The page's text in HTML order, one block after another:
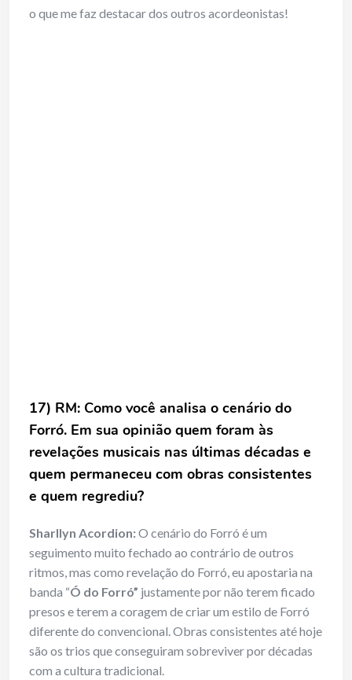
o que me faz destacar dos outros acordeonistas!
17) RM: Como você analisa o cenário do
Forró. Em sua opinião quem foram às
revelações musicais nas últimas décadas e
quem permaneceu com obras consistentes
e quem regrediu?
Sharllyn Acordion:O cenário do Forró é um
seguimento muito fechado ao contrário de outros
ritmos, mas como revelação do Forró, eu apostaria na
banda “Ó do Forró” justamente por não terem ficado
presos e terem a coragem de criar um estilo de Forró
diferente do convencional. Obras consistentes até hoje
são os trios que conseguiram sobreviver por décadas
com a cultura tradicional.